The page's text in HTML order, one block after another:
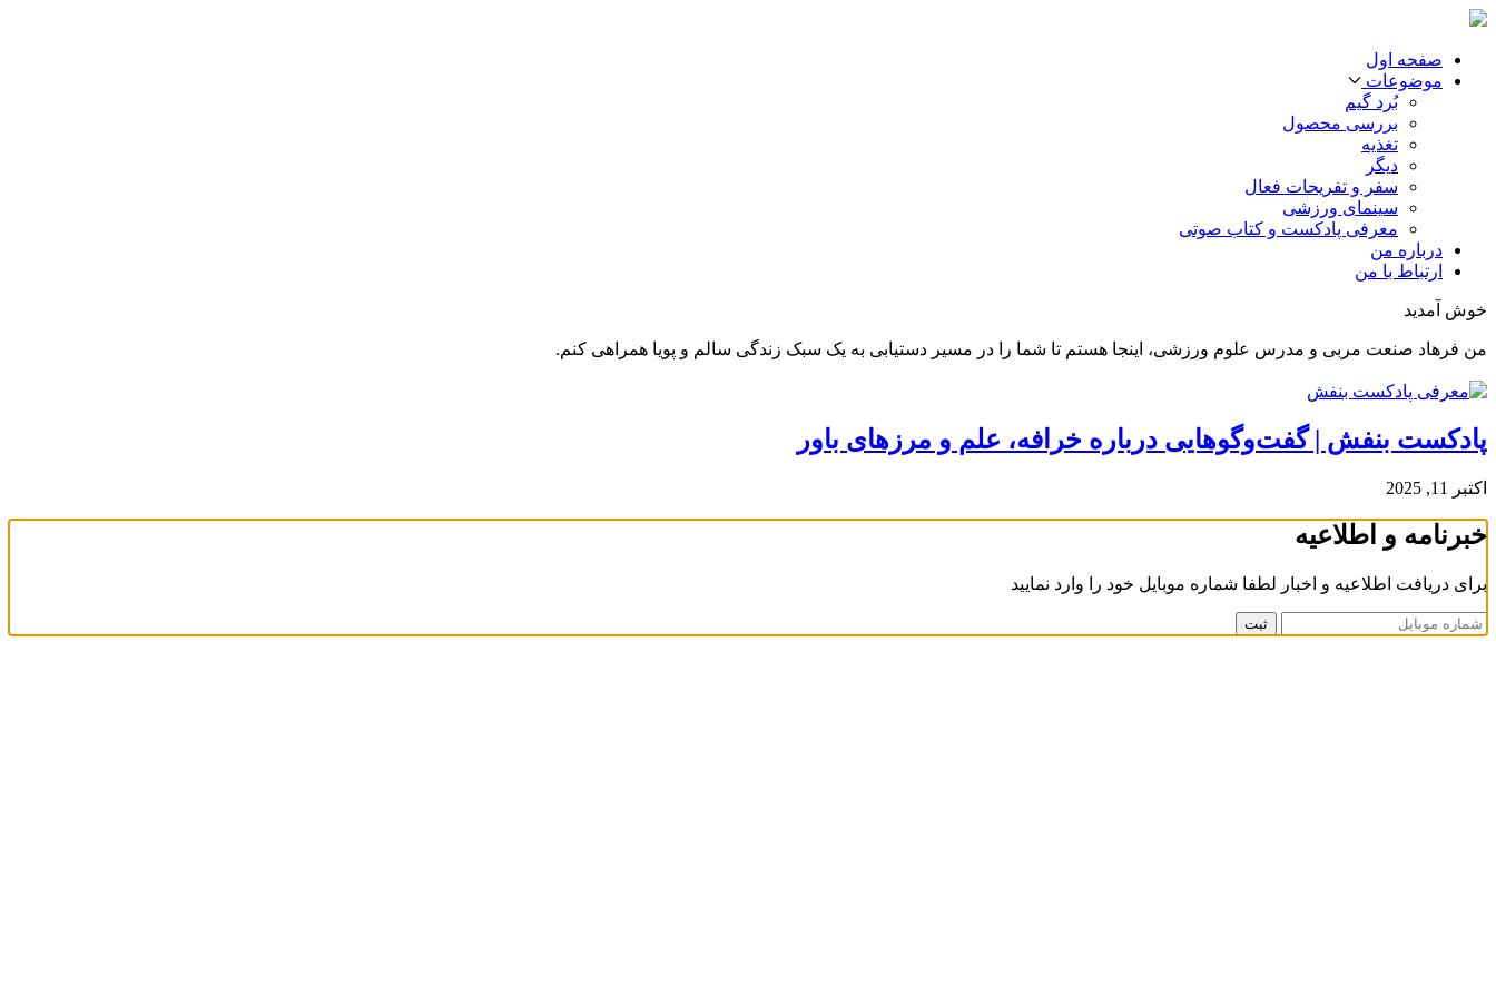
صفحه اول
موضوعات
بُرد گیم
بررسی محصول
تغذیه
دیگر
سفر و تفریحات فعال
سینمای ورزشی
معرفی پادکست و کتاب صوتی
درباره من
ارتباط با من
خوش آمدید
من فرهاد صنعت مربی و مدرس علوم ورزشی، اینجا هستم تا شما را در مسیر دستیابی به یک سبک زندگی سالم و پویا همراهی کنم.
پادکست بنفش | گفت‌وگوهایی درباره خرافه، علم و مرزهای باور
اکتبر 11, 2025
خبرنامه و اطلاعیه
برای دریافت اطلاعیه و اخبار لطفا شماره موبایل خود را وارد نمایید
ثبت